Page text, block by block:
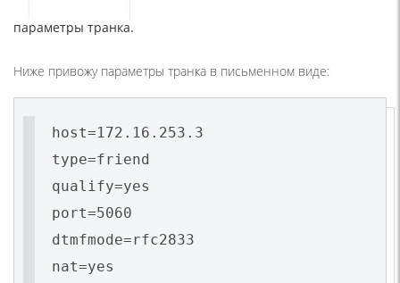
параметры транка.
Ниже привожу параметры транка в письменном виде:
host=172.16.253.3
type=friend
qualify=yes
port=5060
dtmfmode=rfc2833
nat=yes